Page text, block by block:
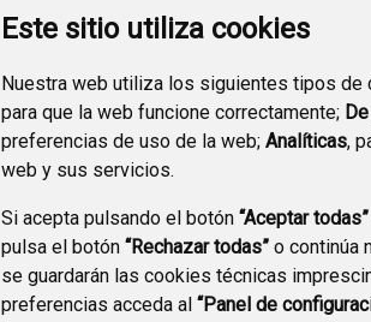
Este sitio utiliza cookies
Nuestra web utiliza los siguientes tipos de
para que la web funcione correctamente;
preferencias de uso de la web; Analíticas,
web y sus servicios.
Si acepta pulsando el botón “Aceptar todas”
pulsa el botón “Rechazar todas” o continúa
se guardarán las cookies técnicas
preferencias acceda al “Panel de
CANAL YOUTUBE
PREGUNTAS
FRECUENTES
POLÍTICA DE PRIVACIDAD